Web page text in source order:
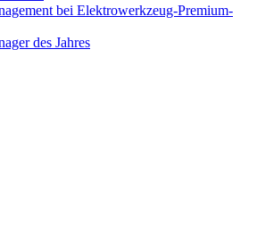
bei Elektrowerkzeug-Premium-
des Jahres